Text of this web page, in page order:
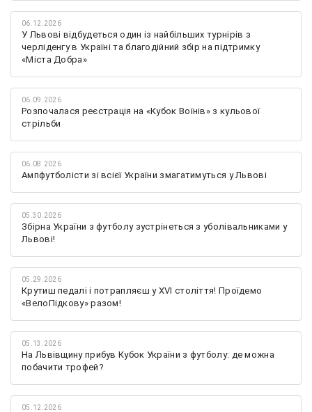
06.12.2026
У Львові відбудеться один із найбільших турнірів з
черліденгу в Україні та благодійний збір на підтримку
«Міста Добра»
06.09.2026
Розпочалася реєстрація на «Кубок Воїнів» з кульової
стрільби
06.08.2026
Ампфутболісти зі всієї України змагатимуться у Львові
05.30.2026
Збірна України з футболу зустрінеться з уболівальниками у
Львові!
05.29.2026
Крутиш педалі і потрапляєш у XVI століття! Проїдемо
«ВелоПідкову» разом!
05.13.2026
На Львівщину прибув Кубок України з футболу: де можна
побачити трофей?
05.12.2026